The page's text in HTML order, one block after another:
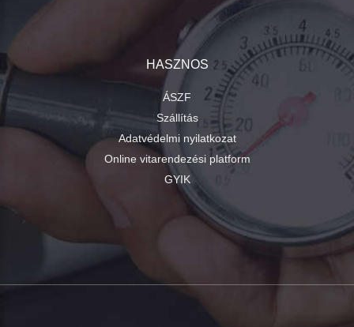
HASZNOS
ÁSZF
Szállítás
Adatvédelmi nyilatkozat
Online vitarendezési platform
GYIK